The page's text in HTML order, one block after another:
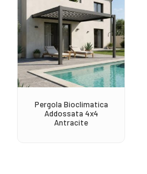
Pergola Bioclimatica
Addossata 4x4
Antracite